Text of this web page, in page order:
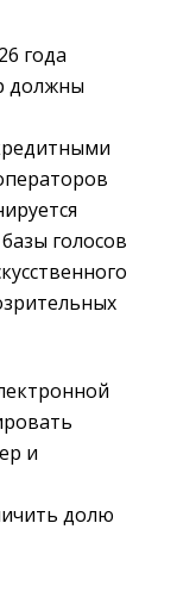
года
должны
голосов
и
долю